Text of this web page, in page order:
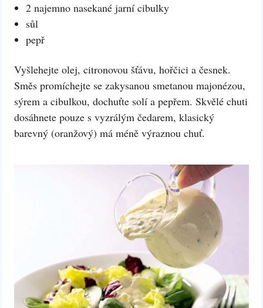
2 najemno nasekané jarní cibulky
sůl
pepř
Vyšlehejte olej, citronovou šťávu, hořčici a česnek.
Směs promíchejte se zakysanou smetanou majonézou,
sýrem a cibulkou, dochuťte solí a pepřem. Skvělé chuti
dosáhnete pouze s vyzrálým čedarem, klasický
barevný (oranžový) má méně výraznou chuť.